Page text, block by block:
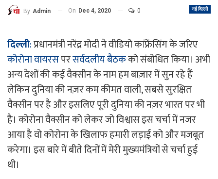
नई दिल्ली
By Admin On Dec 4, 2020 0
दिल्ली:प्रधानमंत्री नरेंद्र मोदी ने वीडियो कांफ्रेंसिंग के जरिए
कोरोना वायरसपरसर्वदलीय बैठकको संबोधित किया। अभी
अन्य देशों की कई वैक्सीन के नाम हम बाज़ार में सुन रहे हैं
लेकिन दुनिया की नज़र कम कीमत वाली, सबसे सुर​क्षित
वैक्सीन पर है और इसलिए पूरी दुनिया की नज़र भारत पर भी
है। कोरोना वैक्सीन को लेकर जो विश्वास इस चर्चा में नजर
आया है वो कोरोना के खिलाफ हमारी लड़ाई को और मजबूत
करेगा। इस बारे में बीते दिनों में मेरी मुख्यमंत्रियों से चर्चा हुई
थी।